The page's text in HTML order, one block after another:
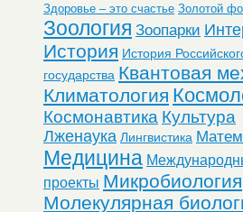
Здоровье – это счастье Золотой
Зоология Зоопарки
История История
государства Квантовая
Климатология
Космонавтика Культура
Лженаука Лингвистика
Медицина
проекты Микробиология
Молекулярная